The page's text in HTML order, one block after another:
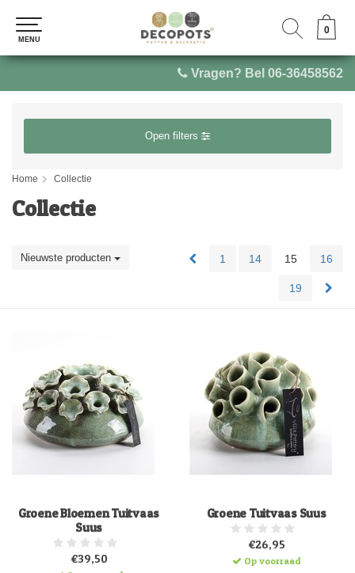
Vragen? Bel 06-36458562
0
MENU
0
MENU
Open filters
Home Collectie
Collectie
Nieuwste producten 1 14 15 16
19
Groene Bloemen Tuitvaas
Suus
€39,50
Groene Tuitvaas Suus
€26,95
Op voorraad